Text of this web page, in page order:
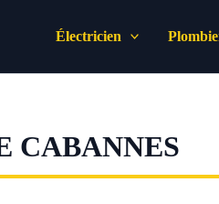
Électricien
CABANNES